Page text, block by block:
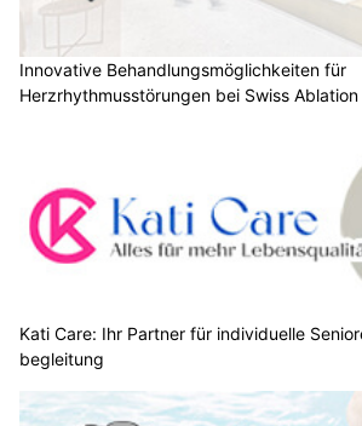
Innovative Behandlungsmöglichkeiten für
Herzrhythmusstörungen bei Swiss Ablation
Kati Care: Ihr Partner für individuelle
begleitung